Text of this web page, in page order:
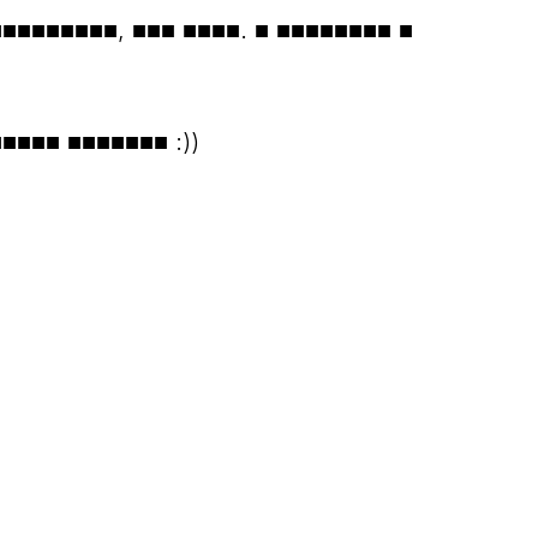
■■■ ■■■■. ■ ■■■■■■■■ ■
■■■■■■■ :))